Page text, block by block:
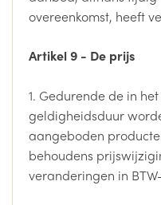
overeenkomst, heeft
Artikel 9 - De prijs
1. Gedurende de in
geldigheidsduur
aangeboden
behoudens
veranderingen in